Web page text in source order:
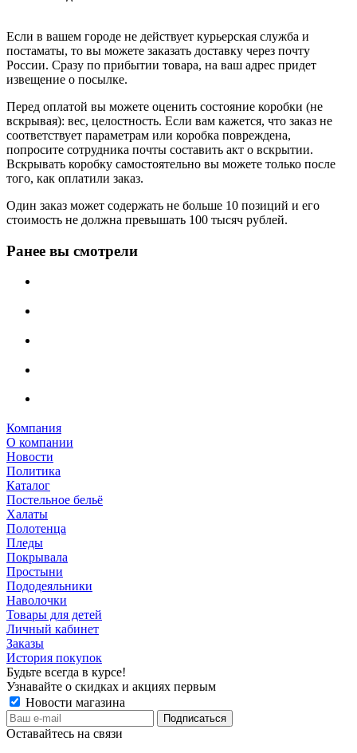
Если в вашем городе не действует курьерская служба и
постаматы, то вы можете заказать доставку через почту
России. Сразу по прибытии товара, на ваш адрес придет
извещение о посылке.
Перед оплатой вы можете оценить состояние коробки (не
вскрывая): вес, целостность. Если вам кажется, что заказ не
соответствует параметрам или коробка повреждена,
попросите сотрудника почты составить акт о вскрытии.
Вскрывать коробку самостоятельно вы можете только после
того, как оплатили заказ.
Один заказ может содержать не больше 10 позиций и его
стоимость не должна превышать 100 тысяч рублей.
Ранее вы смотрели
Компания
О компании
Новости
Политика
Каталог
Постельное бельё
Халаты
Полотенца
Пледы
Покрывала
Простыни
Пододеяльники
Наволочки
Товары для детей
Личный кабинет
Заказы
История покупок
Будьте всегда в курсе!
Узнавайте о скидках и акциях первым
Новости магазина
Оставайтесь на связи